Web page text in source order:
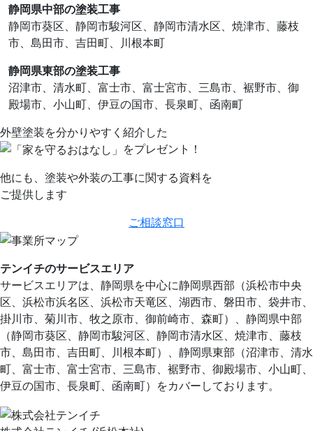
静岡県中部の塗装工事
静岡市葵区、静岡市駿河区、静岡市清水区、焼津市、藤枝
市、島田市、吉田町、川根本町
静岡県東部の塗装工事
沼津市、清水町、富士市、富士宮市、三島市、裾野市、御
殿場市、小山町、伊豆の国市、⻑泉町、函南町
外壁塗装を分かりやすく紹介した
をプレゼント！
他にも、塗装や外装の工事に関する資料を
ご提供します
ご相談窓口
テンイチのサービスエリア
サービスエリアは、静岡県を中心に静岡県⻄部（浜松市中央
区、浜松市浜名区、浜松市天竜区、湖⻄市、磐田市、袋井市、
掛川市、菊川市、牧之原市、御前崎市、森町）、静岡県中部
（静岡市葵区、静岡市駿河区、静岡市清水区、焼津市、藤枝
市、島田市、吉田町、川根本町）、静岡県東部（沼津市、清水
町、富士市、富士宮市、三島市、裾野市、御殿場市、小山町、
伊豆の国市、⻑泉町、函南町）をカバーしております。